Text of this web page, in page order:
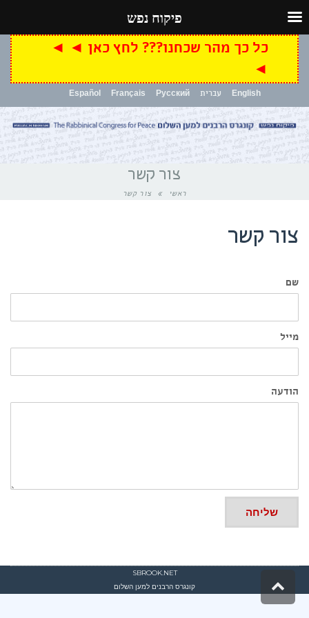
כל כך מהר שכחנו??? לחץ כאן ◄ ◄
◄
English עברית Русский
Français
Español
תפריט
צור קשר
ראשי » צור קשר
צור קשר
שם
מייל
הודעה
שליחה
SBROOK.NET
קונגרס הרבנים למען השלום
לראש
פיקוח נפש